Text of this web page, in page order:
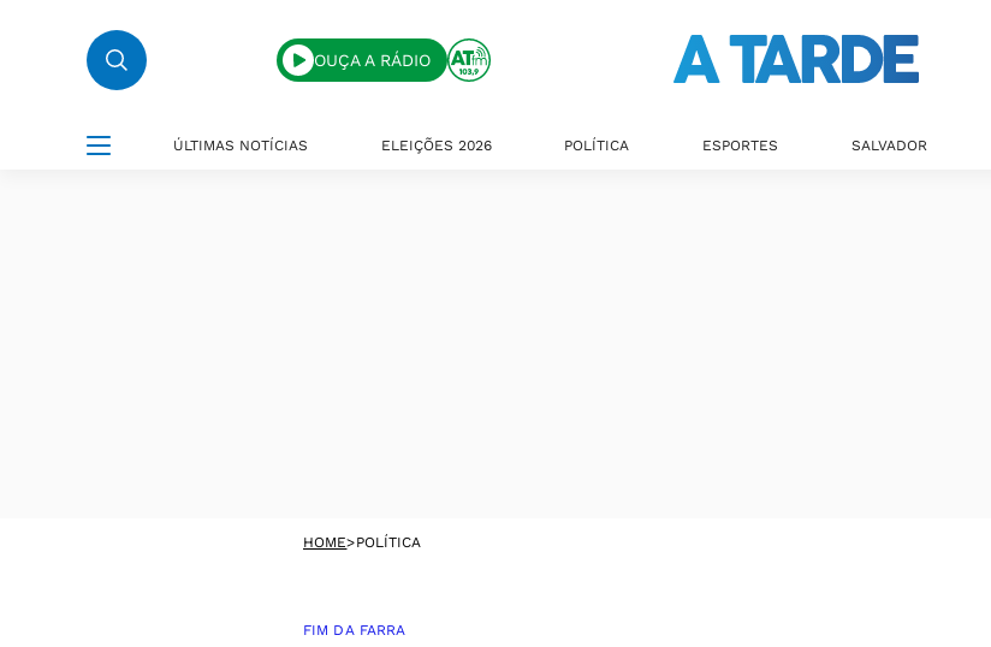
OUÇA A RÁDIO
ÚLTIMAS NOTÍCIAS ELEIÇÕES 2026 POLÍTICA ESPORTES SALVADOR
HOME>POLÍTICA
FIM DA FARRA